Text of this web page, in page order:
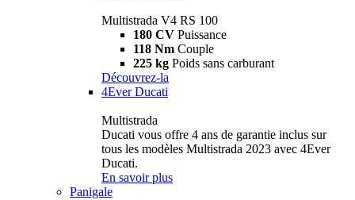
Multistrada V4 RS 100
180 CV Puissance
118 Nm Couple
225 kg Poids sans carburant
Découvrez-la
4Ever Ducati
Multistrada
Ducati vous offre 4 ans de garantie inclus sur
tous les modèles Multistrada 2023 avec 4Ever
Ducati.
En savoir plus
Panigale